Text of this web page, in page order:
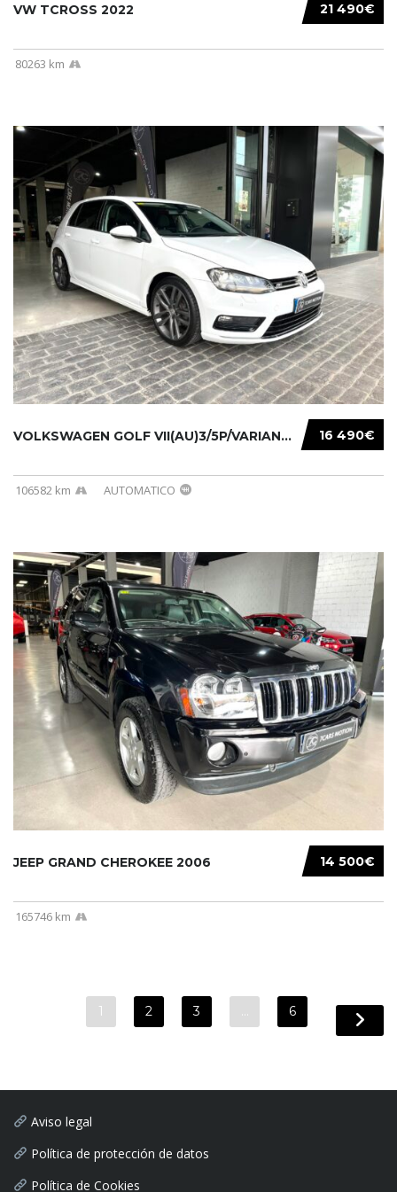
21 490€
VW TCROSS 2022
80263 km
16 490€
VOLKSWAGEN GOLF VII(AU)3/5P/VARIANT(12-16 20...
106582 km AUTOMATICO
14 500€
JEEP GRAND CHEROKEE 2006
165746 km
1 2 3 … 6
Aviso legal
Política de protección de datos
Política de Cookies